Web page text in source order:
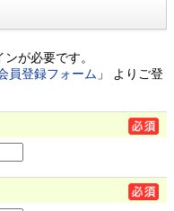
が必要です。
員登録フォーム 」 よりご登